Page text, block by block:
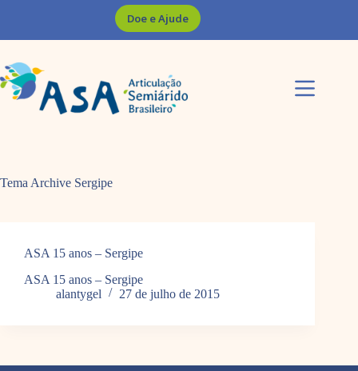
Doe e Ajude
Tema Archive Sergipe
ASA 15 anos – Sergipe
ASA 15 anos – Sergipe
alantygel
27 de julho de 2015